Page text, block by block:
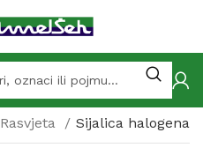
Rasvjeta Sijalica halogena